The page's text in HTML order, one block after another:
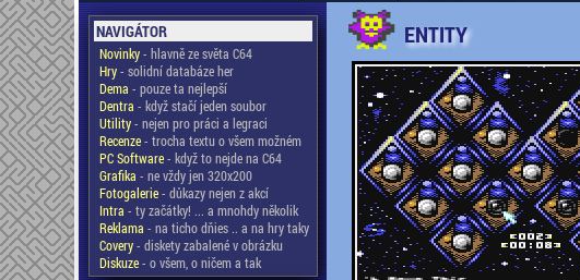
NAVIGÁTOR
Novinky- hlavně ze světa C64
Hry- solidní databáze her
Dema - pouze ta nejlepší
Dentra - když stačí jeden soubor
Utility- nejen pro práci a legraci
Recenze- trocha textu o všem možném
PC Software- když to nejde na C64
Grafika - ne vždy jen 320x200
Fotogalerie- důkazy nejen z akcí
Intra - ty začátky! ... a mnohdy několik
Reklama - na ticho dňies .. a na hry taky
Covery- diskety zabalené v obrázku
Diskuze- o všem, o ničem a tak
ENTITY